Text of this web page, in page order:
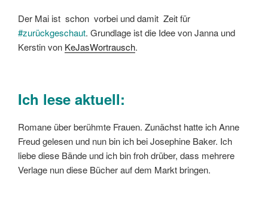
Der Mai ist schon vorbei und damit Zeit für
#zurückgeschaut. Grundlage ist die Idee von Janna und
Kerstin von KeJasWortrausch.
Ich lese aktuell:
Romane über berühmte Frauen. Zunächst hatte ich Anne
Freud gelesen und nun bin ich bei Josephine Baker. Ich
liebe diese Bände und ich bin froh drüber, dass mehrere
Verlage nun diese Bücher auf dem Markt bringen.